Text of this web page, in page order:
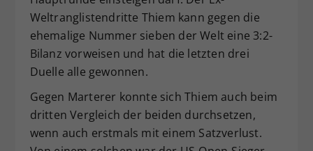
Weltranglistendritte Thiem kann gegen die
ehemalige Nummer sieben der Welt eine 3:2-
Bilanz vorweisen und hat die letzten drei
Duelle alle gewonnen.
Gegen Marterer konnte sich Thiem auch beim
dritten Vergleich der beiden durchsetzen,
wenn auch erstmals mit einem Satzverlust.